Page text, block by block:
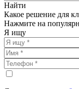
Найти
Какое решение для
Нажмите на
Я ищу